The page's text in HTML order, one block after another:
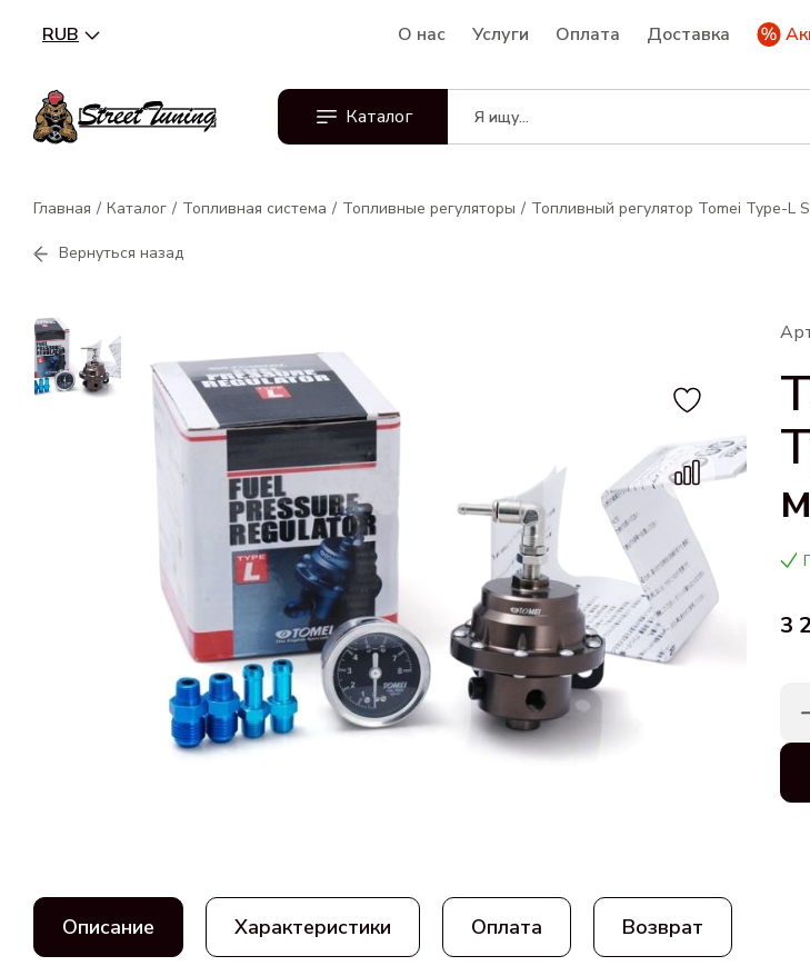
RUB О нас Услуги Оплата Доставка
Каталог
Главная Каталог Топливная система Топливные регуляторы Топливный регулятор Tomei Type-
Вернуться назад
3
Описание Характеристики Оплата Возврат